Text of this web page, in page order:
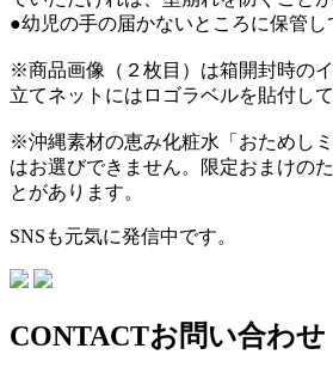
●幼児の手の届かないところに保管し
※商品画像（２枚目）は箱開封時の
立てネットにはロゴラベルを貼付して
※沖縄素材の恵み化粧水「おためし
はお選びできません。限定おまけの
とがあります。
SNSも元気に発信中です。
CONTACTお問い合わせ